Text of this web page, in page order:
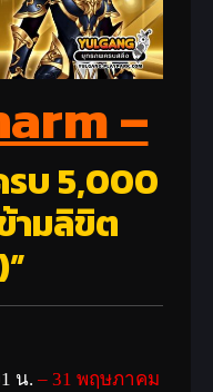
–
รบ 5,000
ามลิขิต
น. – 31 พฤษภาคม